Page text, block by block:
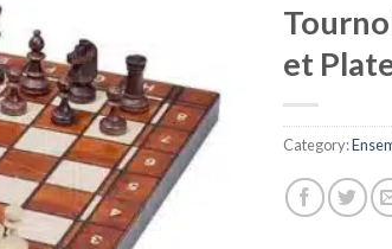
et
Category: